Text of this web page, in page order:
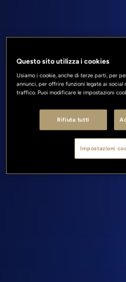
Questo sito utilizza i cookies
Usiamo i cookie, anche di terze parti, per
annunci, per offrire funzioni legate ai social
traffico. Puoi modificare le impostazioni
Rifiuta tutti
Impostazioni